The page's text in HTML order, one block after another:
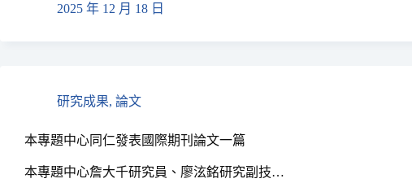
2025 年 12 月 18 日
研究成果, 論文
本專題中心同仁發表國際期刊論文一篇
本專題中心詹大千研究員、廖泫銘研究副技…